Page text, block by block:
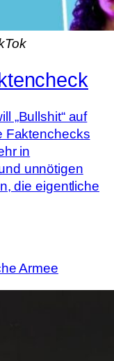
„Bullshit“ auf
Faktenchecks
in
unnötigen
die eigentliche
Armee